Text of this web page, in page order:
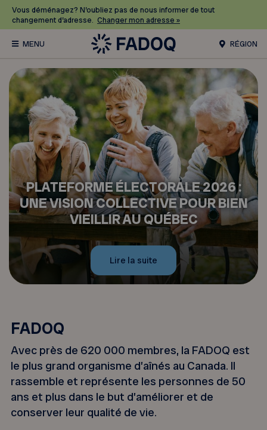
Vous déménagez? N’oubliez pas de nous informer de tout
changement d’adresse. Changer mon adresse »
RÉGION
PLATEFORME ÉLECTORALE 2026 :
UNE VISION COLLECTIVE POUR BIEN
VIEILLIR AU QUÉBEC
Lire la suite
FADOQ
Avec près de 620 000 membres, la FADOQ est
le plus grand organisme d’aînés au Canada. Il
rassemble et représente les personnes de 50
ans et plus dans le but d’améliorer et de
conserver leur qualité de vie.